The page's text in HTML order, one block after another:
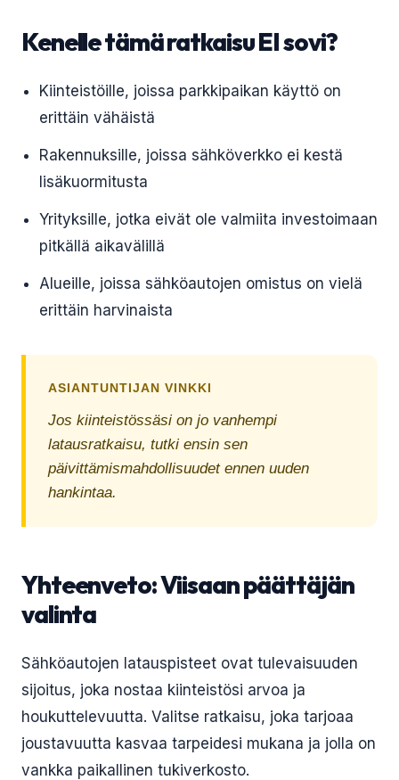
Kenelle tämä ratkaisu EI sovi?
Kiinteistöille, joissa parkkipaikan käyttö on
erittäin vähäistä
Rakennuksille, joissa sähköverkko ei kestä
lisäkuormitusta
Yrityksille, jotka eivät ole valmiita investoimaan
pitkällä aikavälillä
Alueille, joissa sähköautojen omistus on vielä
erittäin harvinaista
ASIANTUNTIJAN VINKKI
Jos kiinteistössäsi on jo vanhempi
latausratkaisu, tutki ensin sen
päivittämismahdollisuudet ennen uuden
hankintaa.
Yhteenveto: Viisaan päättäjän
valinta
Sähköautojen latauspisteet ovat tulevaisuuden
sijoitus, joka nostaa kiinteistösi arvoa ja
houkuttelevuutta. Valitse ratkaisu, joka tarjoaa
joustavuutta kasvaa tarpeidesi mukana ja jolla on
vankka paikallinen tukiverkosto.